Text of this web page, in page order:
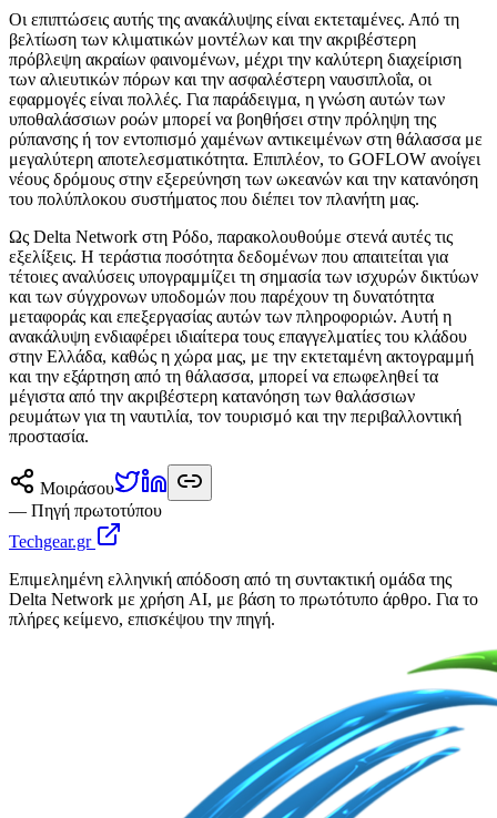
Οι επιπτώσεις αυτής της ανακάλυψης είναι εκτεταμένες. Από τη
βελτίωση των κλιματικών μοντέλων και την ακριβέστερη
πρόβλεψη ακραίων φαινομένων, μέχρι την καλύτερη διαχείριση
των αλιευτικών πόρων και την ασφαλέστερη ναυσιπλοΐα, οι
εφαρμογές είναι πολλές. Για παράδειγμα, η γνώση αυτών των
υποθαλάσσιων ροών μπορεί να βοηθήσει στην πρόληψη της
ρύπανσης ή τον εντοπισμό χαμένων αντικειμένων στη θάλασσα με
μεγαλύτερη αποτελεσματικότητα. Επιπλέον, το GOFLOW ανοίγει
νέους δρόμους στην εξερεύνηση των ωκεανών και την κατανόηση
του πολύπλοκου συστήματος που διέπει τον πλανήτη μας.
Ως Delta Network στη Ρόδο, παρακολουθούμε στενά αυτές τις
εξελίξεις. Η τεράστια ποσότητα δεδομένων που απαιτείται για
τέτοιες αναλύσεις υπογραμμίζει τη σημασία των ισχυρών δικτύων
και των σύγχρονων υποδομών που παρέχουν τη δυνατότητα
μεταφοράς και επεξεργασίας αυτών των πληροφοριών. Αυτή η
ανακάλυψη ενδιαφέρει ιδιαίτερα τους επαγγελματίες του κλάδου
στην Ελλάδα, καθώς η χώρα μας, με την εκτεταμένη ακτογραμμή
και την εξάρτηση από τη θάλασσα, μπορεί να επωφεληθεί τα
μέγιστα από την ακριβέστερη κατανόηση των θαλάσσιων
ρευμάτων για τη ναυτιλία, τον τουρισμό και την περιβαλλοντική
προστασία.
Μοιράσου
— Πηγή πρωτοτύπου
Techgear.gr
Επιμελημένη ελληνική απόδοση από τη συντακτική ομάδα της
Delta Network με χρήση AI, με βάση το πρωτότυπο άρθρο. Για το
πλήρες κείμενο, επισκέψου την πηγή.